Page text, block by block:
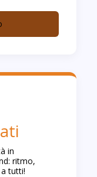
in
ritmo,
tutti!